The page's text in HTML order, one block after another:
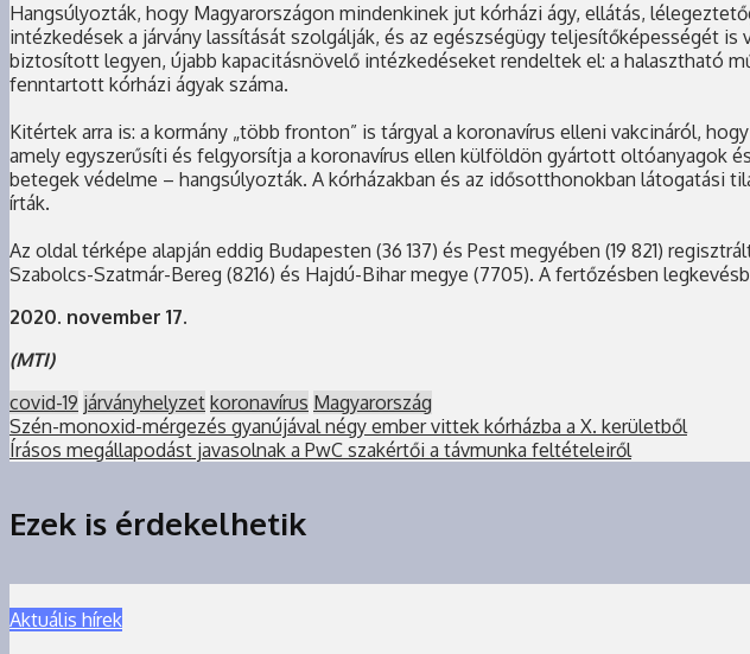
Hangsúlyozták, hogy Magyarországon mindenkinek jut kórházi ágy, ellátás,
intézkedések a járvány lassítását szolgálják, és az egészségügy teljesítőképességét
biztosított legyen, újabb kapacitásnövelő intézkedéseket rendeltek el: a halasztható
fenntartott kórházi ágyak száma.
Kitértek arra is: a kormány „több fronton” is tárgyal a koronavírus elleni vakcináról,
amely egyszerűsíti és felgyorsítja a koronavírus ellen külföldön gyártott oltóanyagok
betegek védelme – hangsúlyozták. A kórházakban és az idősotthonokban látogatási
írták.
Az oldal térképe alapján eddig Budapesten (36 137) és Pest megyében (19 821)
Szabolcs-Szatmár-Bereg (8216) és Hajdú-Bihar megye (7705). A fertőzésben
2020. november 17.
(MTI)
covid-19 járványhelyzet koronavírus Magyarország
Szén-monoxid-mérgezés gyanújával négy ember vittek kórházba a X. kerületből
Írásos megállapodást javasolnak a PwC szakértői a távmunka feltételeiről
Ezek is érdekelhetik
Aktuális hírek